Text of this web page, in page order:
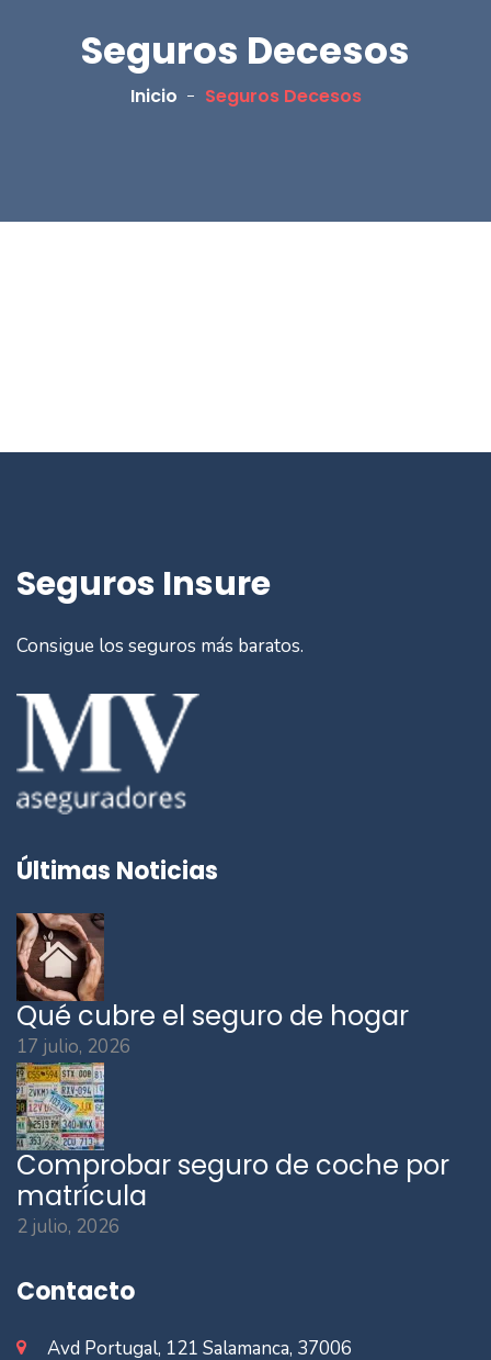
Seguros Decesos
Inicio Seguros Decesos
Seguros Insure
Consigue los seguros más baratos.
Últimas Noticias
Qué cubre el seguro de hogar
17 julio, 2026
Comprobar seguro de coche por
matrícula
2 julio, 2026
Contacto
Avd Portugal, 121 Salamanca, 37006